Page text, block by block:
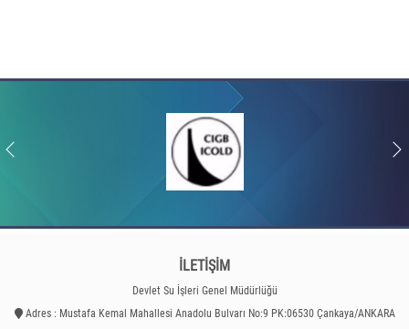
İLETİŞİM
Devlet Su İşleri Genel Müdürlüğü
Adres : Mustafa Kemal Mahallesi Anadolu Bulvarı No:9 PK:06530 Çankaya/ANKARA